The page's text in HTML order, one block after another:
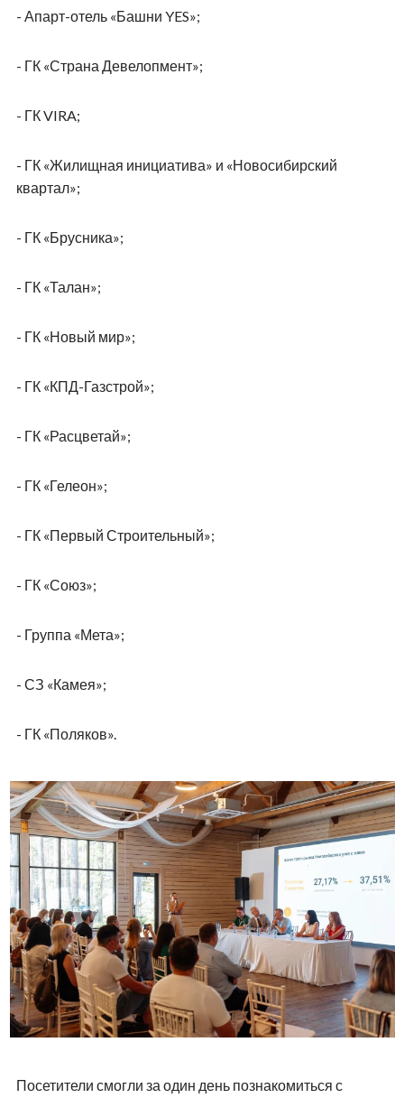
- Апарт-отель «Башни YES»;
- ГК «Страна Девелопмент»;
- ГК VIRA;
- ГК «Жилищная инициатива» и «Новосибирский
квартал»;
- ГК «Брусника»;
- ГК «Талан»;
- ГК «Новый мир»;
- ГК «КПД-Газстрой»;
- ГК «Расцветай»;
- ГК «Гелеон»;
- ГК «Первый Строительный»;
- ГК «Союз»;
- Группа «Мета»;
- СЗ «Камея»;
- ГК «Поляков».
Посетители смогли за один день познакомиться с